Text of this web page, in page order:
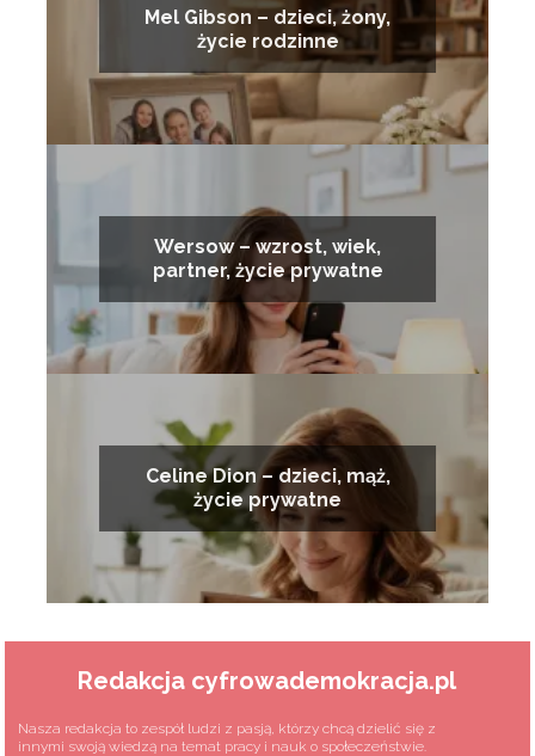
Mel Gibson – dzieci, żony,
życie rodzinne
Wersow – wzrost, wiek,
partner, życie prywatne
Celine Dion – dzieci, mąż,
życie prywatne
Redakcja cyfrowademokracja.pl
Nasza redakcja to zespół ludzi z pasją, którzy chcą dzielić się z
innymi swoją wiedzą na temat pracy i nauk o społeczeństwie.